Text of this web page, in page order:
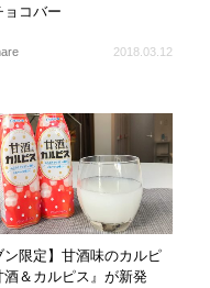
ョコバー
2018.03.12
ン限定】甘酒味のカルピ
酒＆カルピス』が新発